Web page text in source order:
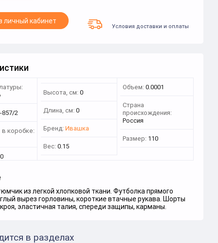
личный кабинет
Условия доставки и оплаты
2
коробке:
0
Высота, см: 0
Длина, см: 0
Бренд: Ивашка
Вес: 0.15
Объем: 0.0001
Страна
происхождения:
Россия
Размер: 110
из легкой хлопковой ткани. Футболка прямого
вырез горловины, короткие втачные рукава. Шорты
эластичная талия, спереди защипы, карманы.
в разделах